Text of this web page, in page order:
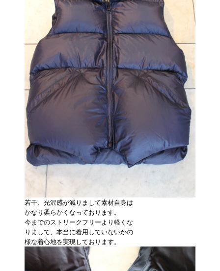
若干、光沢感が減りまして素材自身は
かなり柔らかくなっております。
今までのストリークフリーより軽くな
りまして、本当に着用していないかの
様な着心地を実現しております。